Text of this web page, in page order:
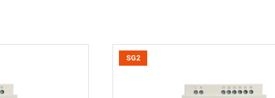
Become a MAC - Motovario assembly
series
Electric motors - M Series
Drives - D Series
SG2